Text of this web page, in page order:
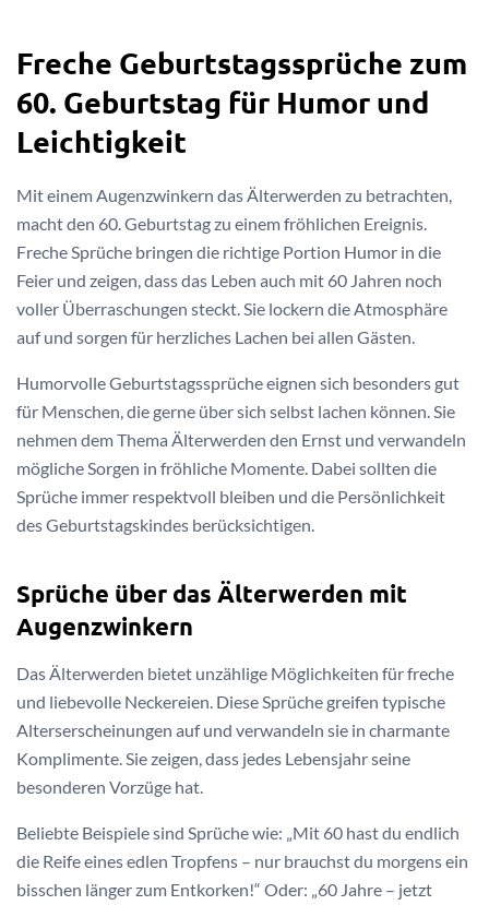
Freche Geburtstagssprüche zum
60. Geburtstag für Humor und
Leichtigkeit
Mit einem Augenzwinkern das Älterwerden zu betrachten,
macht den 60. Geburtstag zu einem fröhlichen Ereignis.
Freche Sprüche bringen die richtige Portion Humor in die
Feier und zeigen, dass das Leben auch mit 60 Jahren noch
voller Überraschungen steckt. Sie lockern die Atmosphäre
auf und sorgen für herzliches Lachen bei allen Gästen.
Humorvolle Geburtstagssprüche eignen sich besonders gut
für Menschen, die gerne über sich selbst lachen können. Sie
nehmen dem Thema Älterwerden den Ernst und verwandeln
mögliche Sorgen in fröhliche Momente. Dabei sollten die
Sprüche immer respektvoll bleiben und die Persönlichkeit
des Geburtstagskindes berücksichtigen.
Sprüche über das Älterwerden mit
Augenzwinkern
Das Älterwerden bietet unzählige Möglichkeiten für freche
und liebevolle Neckereien. Diese Sprüche greifen typische
Alterserscheinungen auf und verwandeln sie in charmante
Komplimente. Sie zeigen, dass jedes Lebensjahr seine
besonderen Vorzüge hat.
Beliebte Beispiele sind Sprüche wie: „Mit 60 hast du endlich
die Reife eines edlen Tropfens – nur brauchst du morgens ein
bisschen länger zum Entkorken!“ Oder: „60 Jahre – jetzt